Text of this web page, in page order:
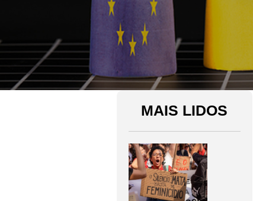
MAIS LIDOS